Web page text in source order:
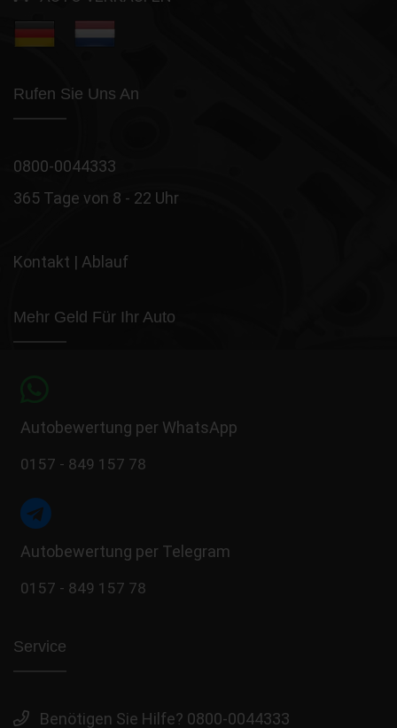
Rufen Sie Uns An
0800-0044333
365 Tage von 8 - 22 Uhr
Kontakt | Ablauf
Mehr Geld Für Ihr Auto
Autobewertung per WhatsApp
0157 - 849 157 78
Autobewertung per Telegram
0157 - 849 157 78
Service
Benötigen Sie Hilfe? 0800-0044333